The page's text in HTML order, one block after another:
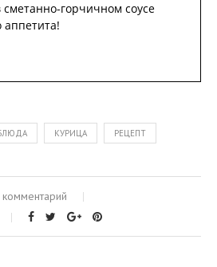
горчичном соусе
аппетита!
КУРИЦА РЕЦЕПТ
комментарий